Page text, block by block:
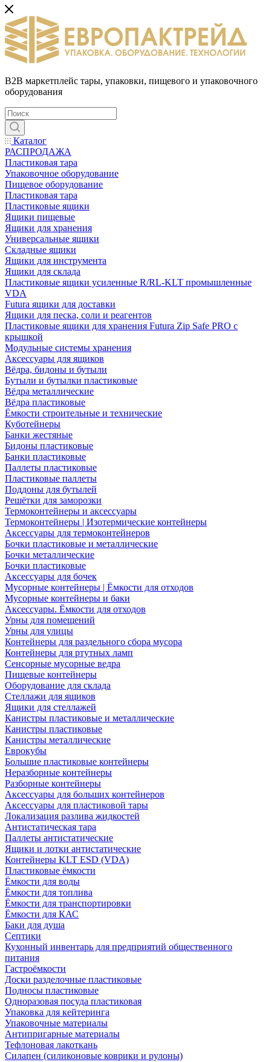
B2B маркетплейс тары, упаковки, пищевого и упаковочного
оборудования
Каталог
РАСПРОДАЖА
Пластиковая тара
Упаковочное оборудование
Пищевое оборудование
Пластиковая тара
Пластиковые ящики
Ящики пищевые
Ящики для хранения
Универсальные ящики
Складные ящики
Ящики для инструмента
Ящики для склада
Пластиковые ящики усиленные R/RL-KLT промышленные
VDA
Futura ящики для доставки
Ящики для песка, соли и реагентов
Пластиковые ящики для хранения Futura Zip Safe PRO с
крышкой
Модульные системы хранения
Аксессуары для ящиков
Вёдра, бидоны и бутыли
Бутыли и бутылки пластиковые
Вёдра металлические
Вёдра пластиковые
Ёмкости строительные и технические
Куботейнеры
Банки жестяные
Бидоны пластиковые
Банки пластиковые
Паллеты пластиковые
Пластиковые паллеты
Поддоны для бутылей
Решётки для заморозки
Термоконтейнеры и аксессуары
Термоконтейнеры | Изотермические контейнеры
Аксессуары для термоконтейнеров
Бочки пластиковые и металлические
Бочки металлические
Бочки пластиковые
Аксессуары для бочек
Мусорные контейнеры | Ёмкости для отходов
Мусорные контейнеры и баки
Аксессуары. Ёмкости для отходов
Урны для помещений
Урны для улицы
Контейнеры для раздельного сбора мусора
Контейнеры для ртутных ламп
Сенсорные мусорные ведра
Пищевые контейнеры
Оборудование для склада
Стеллажи для ящиков
Ящики для стеллажей
Канистры пластиковые и металлические
Канистры пластиковые
Канистры металлические
Еврокубы
Большие пластиковые контейнеры
Неразборные контейнеры
Разборные контейнеры
Аксессуары для больших контейнеров
Аксессуары для пластиковой тары
Локализация разлива жидкостей
Антистатическая тара
Паллеты антистатические
Ящики и лотки антистатические
Контейнеры KLT ESD (VDA)
Пластиковые ёмкости
Ёмкости для воды
Ёмкости для топлива
Ёмкости для транспортировки
Ёмкости для КАС
Баки для душа
Септики
Кухонный инвентарь для предприятий общественного
питания
Гастроёмкости
Доски разделочные пластиковые
Подносы пластиковые
Одноразовая посуда пластиковая
Упаковка для кейтеринга
Упаковочные материалы
Антипригарные материалы
Тефлоновая лакоткань
Силапен (силиконовые коврики и рулоны)